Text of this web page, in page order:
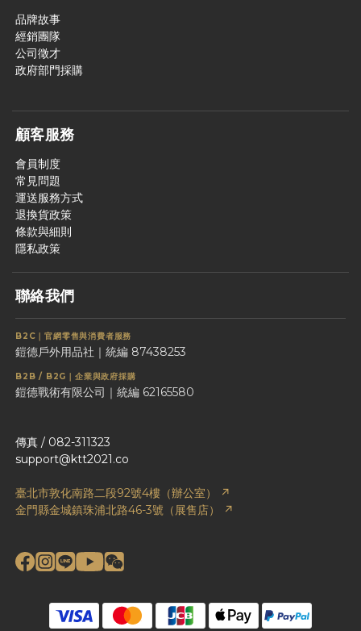
品牌故事
經銷團隊
公司徵才
政府部門採購
顧客服務
會員制度
常見問題
運送服務方式
退換貨政策
條款與細則
隱私政策
聯絡我們
B2C｜官網零售與消費者服務
鎧德戶外用品社｜統編 87438253
B2B / B2G｜企業與政府採購
鎧德戰術有限公司｜統編 62165580
傳真 / 082-311323
support@ktt2021.co
臺北市敦化南路二段92號4樓（辦公室） ↗
金門縣金城鎮珠浦北路46-3號（展售店） ↗